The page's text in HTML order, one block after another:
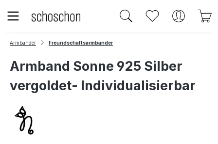
Zum Hauptinhalt springen Du hast 0
Armbänder Freundschaftsarmbänder
Armband Sonne 925 Silber
vergoldet- Individualisierbar